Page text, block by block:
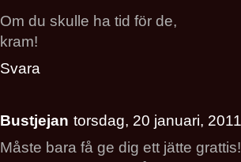
Om du skulle ha tid för de,
kram!
Svara
Bustjejan torsdag, 20 januari, 2011
Måste bara få ge dig ett jätte